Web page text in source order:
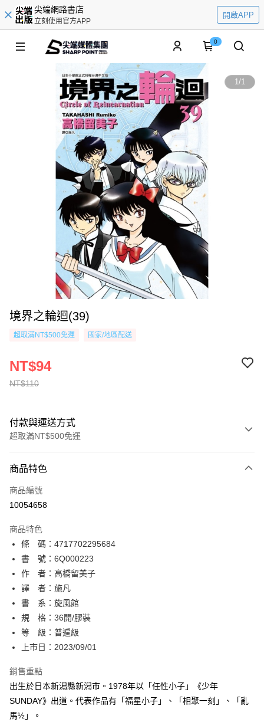
尖端網路書店
立刻使用官方APP
開啟APP
0
1/1
境界之輪迴(39)
超取滿NT$500免運 國家/地區配送
NT$110
NT$94
付款與運送方式
超取滿NT$500免運
信用卡一次付款
超商取貨付款
相關說明
【關於「AFTEE先享後付」】
AFTEE先享後付是「在收到商品之後才付款」的支付方式。 讓您購物簡單
便利好安心！
１．簡單：不需註冊會員、不需綁卡、不需儲值。
２．便利：只要手機號碼，簡訊認證，即可結帳。
３．安心：先確認商品／服務後，再付款。
【「AFTEE先享後付」結帳流程】
１．於結帳方式選擇「AFTEE先享後付」後，將跳轉至「AFTEE先享後付」
結帳頁面，進行簡訊認證並確認金額後，即可完成結帳。
２．訂單成立數日內，您將收到繳費通知簡訊。
ATM／網路銀行／等多元方式進行付款，方視為交易完成。
※ 請注意：結帳手續完成當下不需立刻繳費，但若您需要取消訂單，請聯絡
購買商品的店家。未經商家同意取消之訂單仍視為有效，需透過AFTEE先享
後付繳納相關費用。
※ 交易是否成功請以「AFTEE先享後付 」之結帳頁面顯示為準，若有關於
ATM付款
運送方式
全家取貨付款
每筆NT$80，滿NT$500(含以上)免運費
付款後全家取貨
每筆NT$80，滿NT$500(含以上)免運費
付款後萊爾富取貨
商品特色
商品編號
10054658
商品特色
條 碼：4717702295684
書 號：6Q000223
作 者：高橋留美子
譯 者：施凡
書 系：旋風館
規 格：36開/膠裝
等 級：普遍級
上市日：2023/09/01
銷售重點
出生於日本新潟縣新潟市。1978年以「任性小子」《少年
SUNDAY》出道。代表作品有「福星小子」、「相聚一刻」、「亂
馬½」。